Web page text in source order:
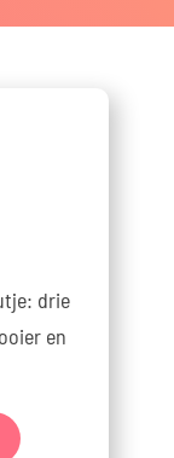
drie
en